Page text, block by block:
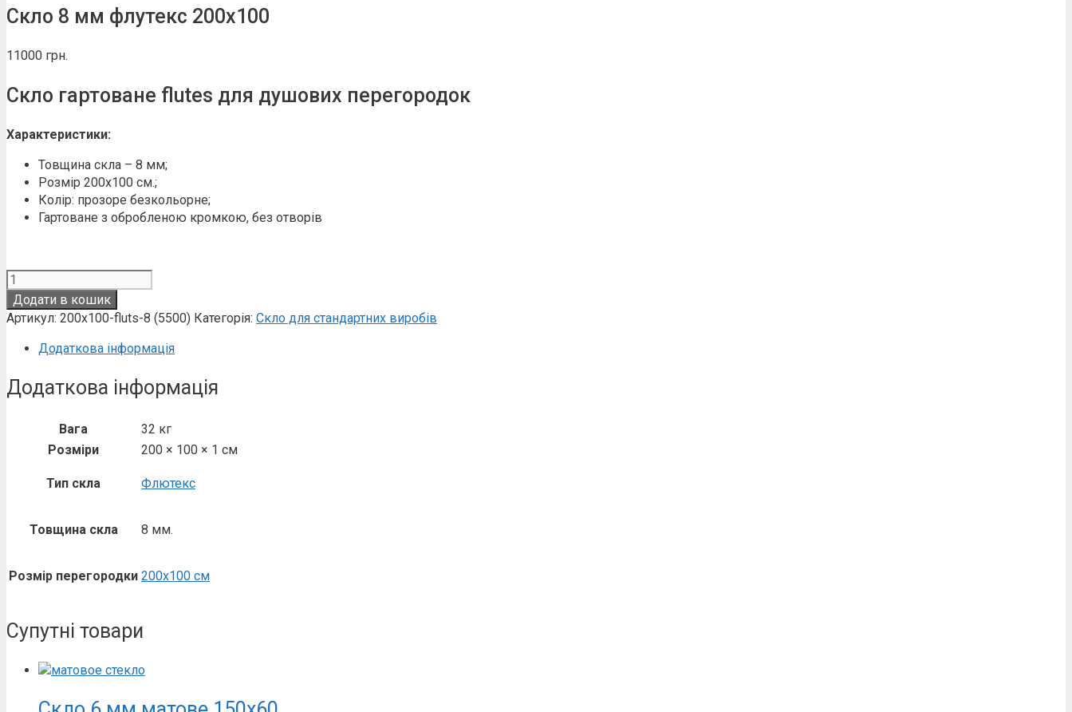
Скло 8 мм флутекс 200х100
11000 грн.
Скло гартоване flutes для душових перегородок
Характеристики:
Товщина скла – 8 мм;
Розмір 200х100 см.;
Колір: прозоре безкольорне;
Гартоване з обробленою кромкою, без отворів
Скло
8
мм
флутекс
200х100
Додати в кошик
Артикул: 200х100-fluts-8 (5500) Категорія: Скло для стандартних виробів
Додаткова інформація
Додаткова інформація
Вага
32 кг
Розміри
200 × 100 × 1 см
Тип скла Флютекс
Товщина скла 8 мм.
Розмір перегородки 200х100 см
Супутні товари